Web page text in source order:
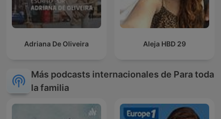
Adriana De Oliveira Aleja HBD 29
Más podcasts internacionales de Para toda
la familia